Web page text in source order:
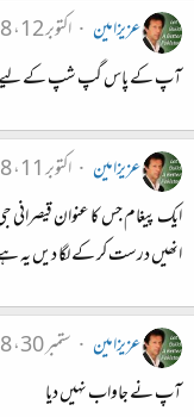
عزیزامین
اکتوبر 12، 2008
آپ کے پاس گپ شپ کے لیے
عزیزامین
اکتوبر 11، 2008
ایک پیغام جس کا عنوان
انھیں درست کر کے لگا دیں یہ ہے
عزیزامین
ستمبر 30، 2008
آپ نے جاواب نہیں دیا